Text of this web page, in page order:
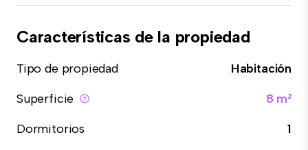
Características de la propiedad
Tipo de propiedad
Habitación
Superficie
8 m²
Dormitorios
1